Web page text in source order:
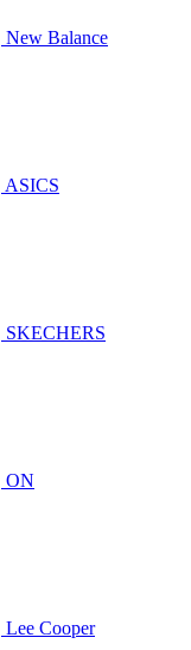
New Balance
ASICS
SKECHERS
ON
Lee Cooper